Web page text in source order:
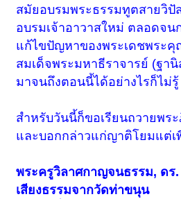
สมัยอบรมพระธรรมทูตสายวิปั
อบรมเจ้าอาวาสใหม่ ตลอดจน
แก้ไขปัญหาของพระเดชพระ
สมเด็จพระมหาธีราจารย์ (ฐา
มาจนถึงตอนนี้ได้อย่างไรก็ไม่รู้
สำหรับวันนี้ก็ขอเรียนถวายพร
และบอกกล่าวแก่ญาติโยมแต่เ
พระครูวิลาศกาญจนธรรม, ดร.
เสียงธรรมจากวัดท่าขนุน